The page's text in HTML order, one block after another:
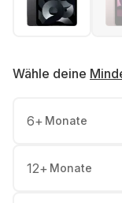
Wähle deine
6+ Monate
12+ Monate